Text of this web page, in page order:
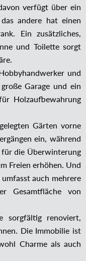
verfügt über ein
andere hat einen
Ein zusätzliches,
und Toilette sorgt
und
Garage und ein
Holzaufbewahrung
Gärten vorne
ein, während
die Überwinterung
Freien erhöhen. Und
auch mehrere
Gesamtfläche von
sorgfältig renoviert,
Die Immobilie ist
Charme als auch